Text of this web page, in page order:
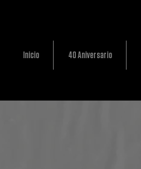
Inicio 40 Aniversario